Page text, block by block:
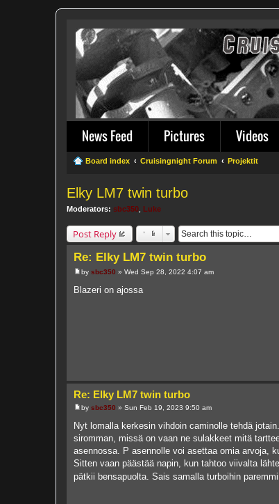
News Feed Pictures Videos
Board index Cruisingnight Forum Projektit
Elky LM7 twin turbo
Moderators: sbc350 Luke
Post Reply
Re: Elky LM7 twin turbo
P
s
by sbc350 » Wed Sep 28, 2022 4:07 am
Blazeri on ajossa
Re: Elky LM7 twin turbo
o
s
t
by sbc350 » Sun Feb 19, 2023 9:50 am
Nyt lomalla kerkesin vihdoin caminolle tehdä
siromman, missä on vaan ne sulakkeet mitä
asennossa. P asennolle voi asettaa omia arvoja,
Sitten vaan päästää napin, kun tahtoo viivalta
pätkii bensapuolta. Sais samalla turboihin